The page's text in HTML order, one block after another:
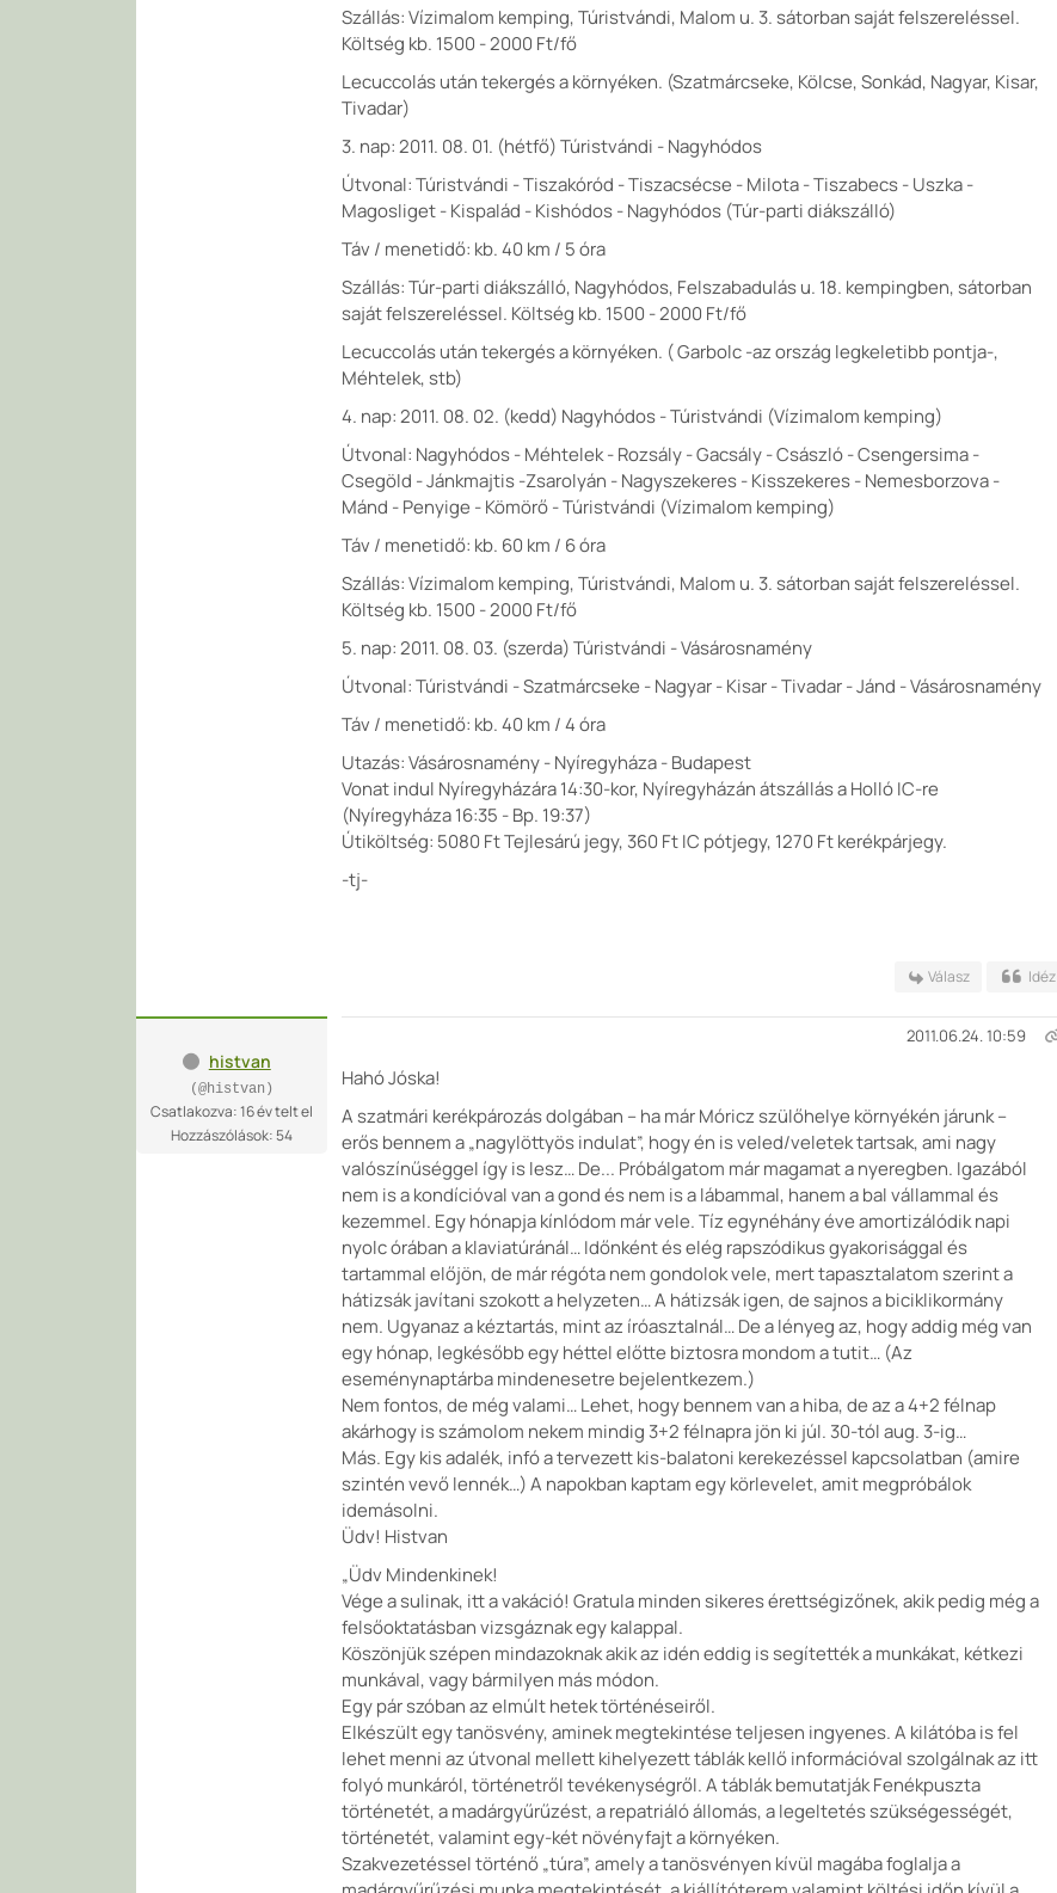
Szállás: Vízimalom kemping, Túristvándi, Malom u. 3. sátorban saját felszereléssel.
Költség kb. 1500 - 2000 Ft/fő
Lecuccolás után tekergés a környéken. (Szatmárcseke, Kölcse, Sonkád, Nagyar, Kisar,
Tivadar)
3. nap: 2011. 08. 01. (hétfő) Túristvándi - Nagyhódos
Útvonal: Túristvándi - Tiszakóród - Tiszacsécse - Milota - Tiszabecs - Uszka -
Magosliget - Kispalád - Kishódos - Nagyhódos (Túr-parti diákszálló)
Táv / menetidő: kb. 40 km / 5 óra
Szállás: Túr-parti diákszálló, Nagyhódos, Felszabadulás u. 18. kempingben, sátorban
saját felszereléssel. Költség kb. 1500 - 2000 Ft/fő
Lecuccolás után tekergés a környéken. ( Garbolc -az ország legkeletibb pontja-,
Méhtelek, stb)
4. nap: 2011. 08. 02. (kedd) Nagyhódos - Túristvándi (Vízimalom kemping)
Útvonal: Nagyhódos - Méhtelek - Rozsály - Gacsály - Császló - Csengersima -
Csegöld - Jánkmajtis -Zsarolyán - Nagyszekeres - Kisszekeres - Nemesborzova -
Mánd - Penyige - Kömörő - Túristvándi (Vízimalom kemping)
Táv / menetidő: kb. 60 km / 6 óra
Szállás: Vízimalom kemping, Túristvándi, Malom u. 3. sátorban saját felszereléssel.
Költség kb. 1500 - 2000 Ft/fő
5. nap: 2011. 08. 03. (szerda) Túristvándi - Vásárosnamény
Útvonal: Túristvándi - Szatmárcseke - Nagyar - Kisar - Tivadar - Jánd - Vásárosnamény
Táv / menetidő: kb. 40 km / 4 óra
Utazás: Vásárosnamény - Nyíregyháza - Budapest
Vonat indul Nyíregyházára 14:30-kor, Nyíregyházán átszállás a Holló IC-re
(Nyíregyháza 16:35 - Bp. 19:37)
Útiköltség: 5080 Ft Tejlesárú jegy, 360 Ft IC pótjegy, 1270 Ft kerékpárjegy.
-tj-
Válasz Idéz
histvan
(@histvan)
Csatlakozva: 16 év telt el
Hozzászólások: 54
2011.06.24. 10:59
Hahó Jóska!
A szatmári kerékpározás dolgában – ha már Móricz szülőhelye környékén járunk –
erős bennem a „nagylöttyös indulat”, hogy én is veled/veletek tartsak, ami nagy
valószínűséggel így is lesz… De... Próbálgatom már magamat a nyeregben. Igazából
nem is a kondícióval van a gond és nem is a lábammal, hanem a bal vállammal és
kezemmel. Egy hónapja kínlódom már vele. Tíz egynéhány éve amortizálódik napi
nyolc órában a klaviatúránál… Időnként és elég rapszódikus gyakorisággal és
tartammal előjön, de már régóta nem gondolok vele, mert tapasztalatom szerint a
hátizsák javítani szokott a helyzeten… A hátizsák igen, de sajnos a biciklikormány
nem. Ugyanaz a kéztartás, mint az íróasztalnál… De a lényeg az, hogy addig még van
egy hónap, legkésőbb egy héttel előtte biztosra mondom a tutit… (Az
eseménynaptárba mindenesetre bejelentkezem.)
Nem fontos, de még valami… Lehet, hogy bennem van a hiba, de az a 4+2 félnap
akárhogy is számolom nekem mindig 3+2 félnapra jön ki júl. 30-tól aug. 3-ig…
Más. Egy kis adalék, infó a tervezett kis-balatoni kerekezéssel kapcsolatban (amire
szintén vevő lennék…) A napokban kaptam egy körlevelet, amit megpróbálok
idemásolni.
Üdv! Histvan
„Üdv Mindenkinek!
Vége a sulinak, itt a vakáció! Gratula minden sikeres érettségizőnek, akik pedig még a
felsőoktatásban vizsgáznak egy kalappal.
Köszönjük szépen mindazoknak akik az idén eddig is segítették a munkákat, kétkezi
munkával, vagy bármilyen más módon.
Egy pár szóban az elmúlt hetek történéseiről.
Elkészült egy tanösvény, aminek megtekintése teljesen ingyenes. A kilátóba is fel
lehet menni az útvonal mellett kihelyezett táblák kellő információval szolgálnak az itt
folyó munkáról, történetről tevékenységről. A táblák bemutatják Fenékpuszta
történetét, a madárgyűrűzést, a repatriáló állomás, a legeltetés szükségességét,
történetét, valamint egy-két növényfajt a környéken.
Szakvezetéssel történő „túra”, amely a tanösvényen kívül magába foglalja a